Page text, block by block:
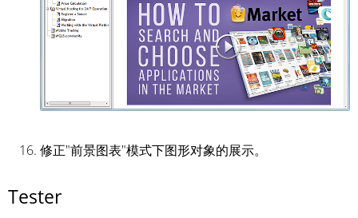
修正"前景图表"模式下图形对象的展示。
Tester